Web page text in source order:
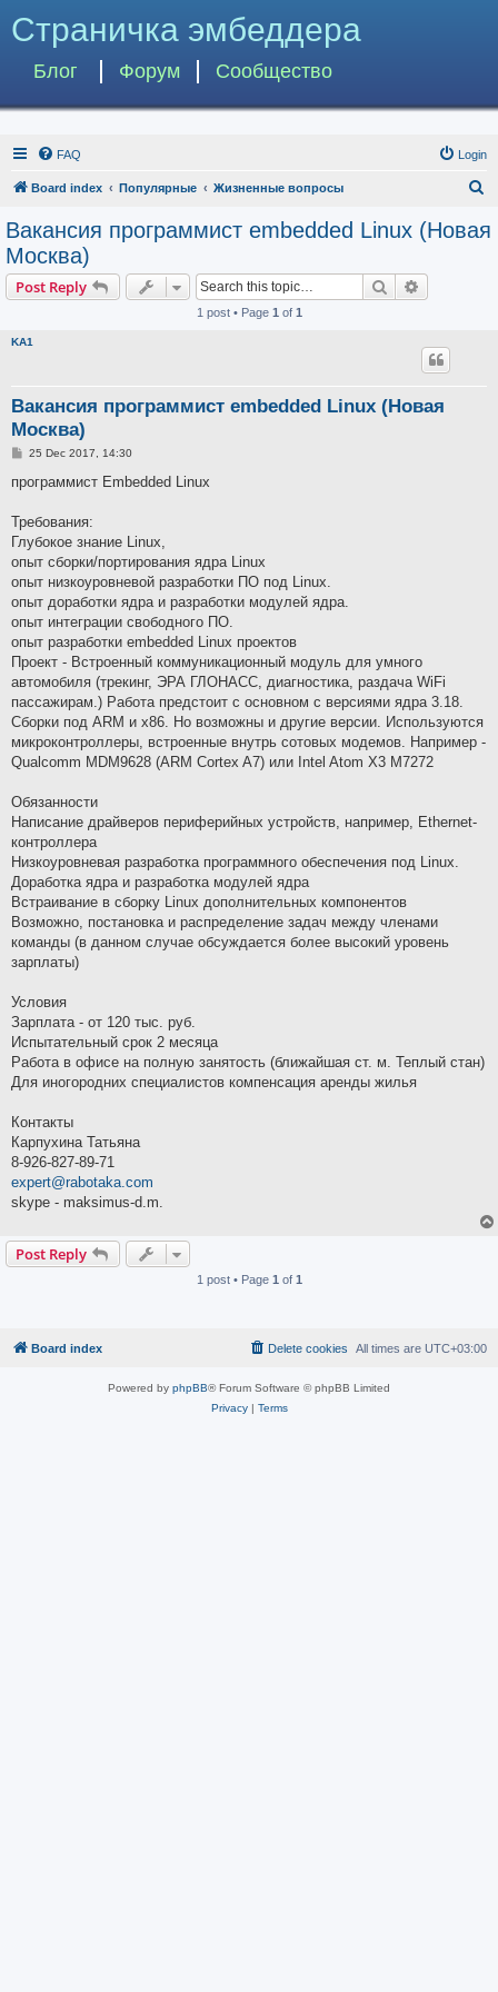
Страничка эмбеддера
Блог Форум Сообщество
FAQ Login
Board index Популярные Жизненные вопросы
a
Вакансия программист embedded Linux (Новая
Москва)
Post Reply Search
1 post • Page 1 of 1
KA1
Вакансия программист embedded Linux (Новая
Москва)
P
s
25 Dec 2017, 14:30
программист Embedded Linux
Требования:
Глубокое знание Linux,
опыт сборки/портирования ядра Linux
опыт низкоуровневой разработки ПО под Linux.
опыт доработки ядра и разработки модулей ядра.
опыт интеграции свободного ПО.
опыт разработки embedded Linux проектов
Проект - Встроенный коммуникационный модуль для умного
автомобиля (трекинг, ЭРА ГЛОНАСС, диагностика, раздача WiFi
пассажирам.) Работа предстоит с основном с версиями ядра 3.18.
Сборки под ARM и х86. Но возможны и другие версии. Используются
микроконтроллеры, встроенные внутрь сотовых модемов. Например -
Qualcomm MDM9628 (ARM Cortex A7) или Intel Atom X3 M7272
Обязанности
Написание драйверов периферийных устройств, например, Ethernet-
контроллера
Низкоуровневая разработка программного обеспечения под Linux.
Доработка ядра и разработка модулей ядра
Встраивание в сборку Linux дополнительных компонентов
Возможно, постановка и распределение задач между членами
команды (в данном случае обсуждается более высокий уровень
зарплаты)
Условия
Зарплата - от 120 тыс. руб.
Испытательный срок 2 месяца
Работа в офисе на полную занятость (ближайшая ст. м. Теплый стан)
Для иногородних специалистов компенсация аренды жилья
Контакты
Карпухина Татьяна
8-926-827-89-71
expert@rabotaka.com
skype - maksimus-d.m.
Post Reply
1 post • Page 1 of 1
Board index All times are UTC+03:00
Delete cookies
Powered by phpBB® Forum Software © phpBB Limited
Privacy| Terms